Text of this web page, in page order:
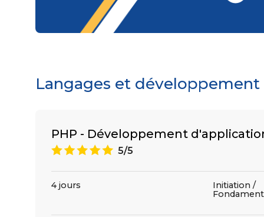
Langages et
PHP - Développement
A 5/5
4 jours
Initiation /